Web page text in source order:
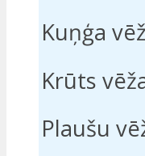
Kuņģa
Krūts
Plaušu